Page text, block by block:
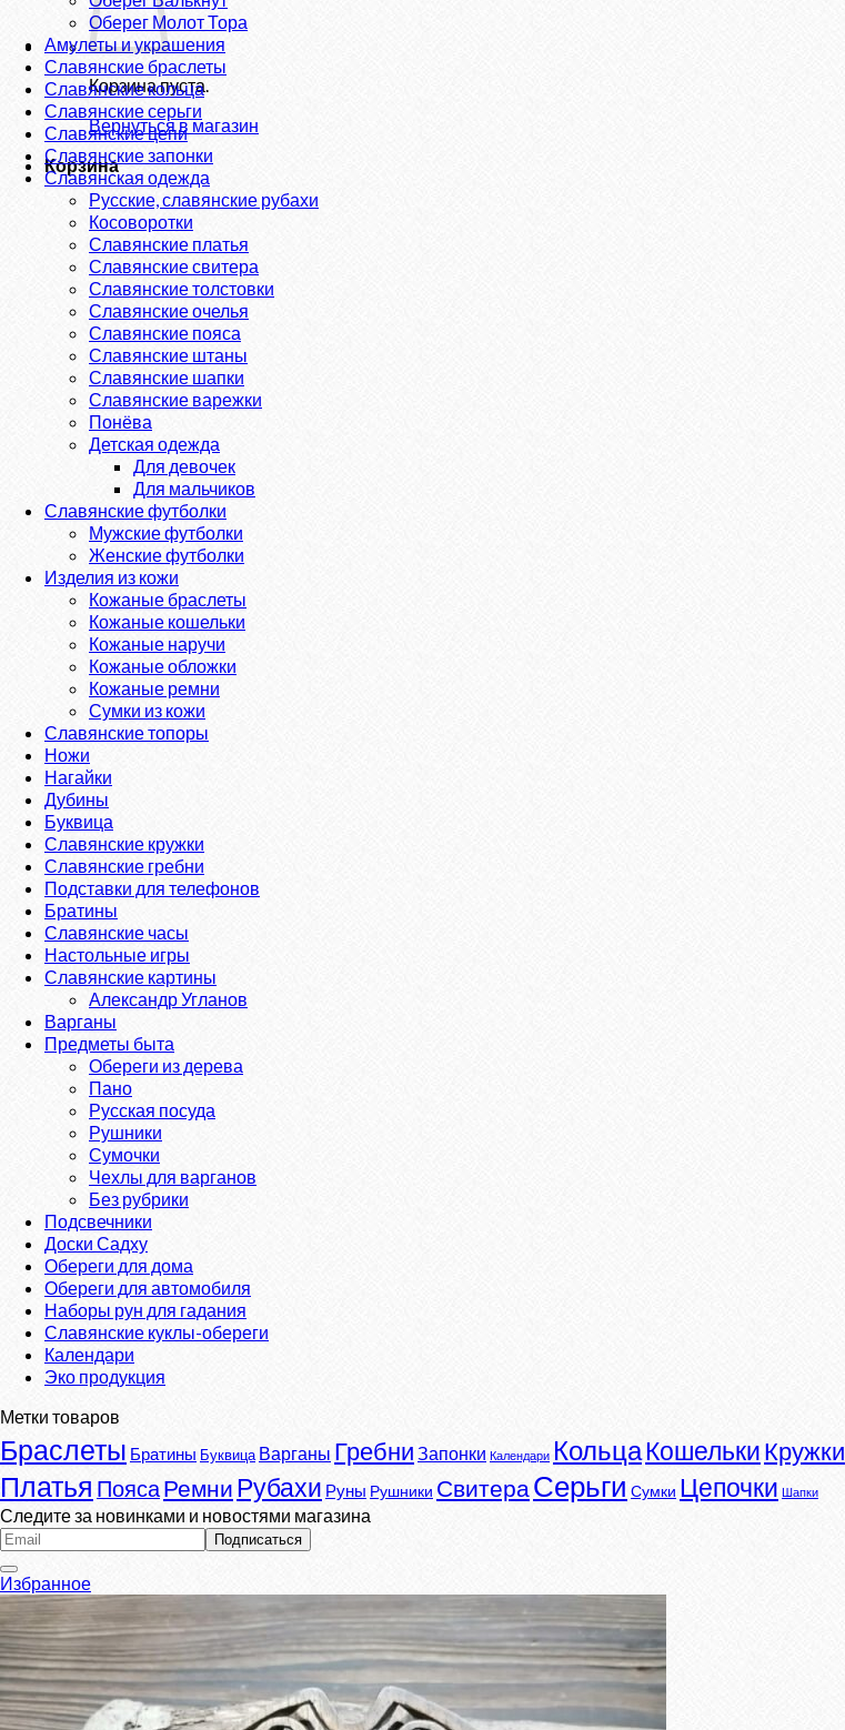
Корзина пуста.
Вернуться в магазин
Корзина
Оберег Молот Тора
Амулеты и украшения
Славянские браслеты
Славянские кольца
Славянские серьги
Славянские цепи
Славянские запонки
Славянская одежда
Русские, славянские рубахи
Косоворотки
Славянские платья
Славянские свитера
Славянские толстовки
Славянские очелья
Славянские пояса
Славянские штаны
Славянские шапки
Славянские варежки
Понёва
Детская одежда
Для девочек
Для мальчиков
Славянские футболки
Мужские футболки
Женские футболки
Изделия из кожи
Кожаные браслеты
Кожаные кошельки
Кожаные наручи
Кожаные обложки
Кожаные ремни
Сумки из кожи
Славянские топоры
Ножи
Нагайки
Дубины
Буквица
Славянские кружки
Славянские гребни
Подставки для телефонов
Братины
Славянские часы
Настольные игры
Славянские картины
Александр Угланов
Варганы
Предметы быта
Обереги из дерева
Пано
Русская посуда
Рушники
Сумочки
Чехлы для варганов
Без рубрики
Подсвечники
Доски Садху
Обереги для дома
Обереги для автомобиля
Наборы рун для гадания
Славянские куклы-обереги
Календари
Эко продукция
Метки товаров
Браслеты Братины Буквица Варганы Гребни Запонки Календари КольцаКошелькиКружки
Платья ПоясаРемни Рубахи Руны Рушники СвитераСерьги Сумки Цепочки Шапки
Следите за новинками и новостями магазина
Избранное